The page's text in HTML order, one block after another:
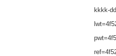
kkkk-